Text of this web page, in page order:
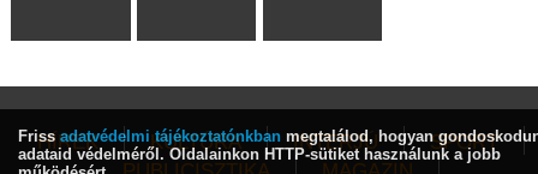
HÍREK KULTÚRA INTERJÚ
SPORT
Friss adatvédelmi tájékoztatónkban megtalálod, hogyan
adataid védelméről. Oldalainkon HTTP-sütiket használunk a jobb